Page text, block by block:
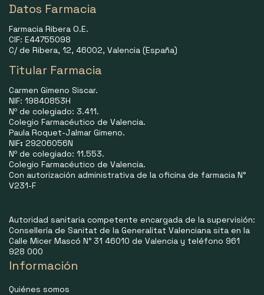
Datos Farmacia
Farmacia Ribera O.E.
CIF: E44755098
C/ de Ribera, 12, 46002, Valencia (España)
Titular Farmacia
Carmen Gimeno Siscar.
NIF: 19840853H
Nº de colegiado: 3.411.
Colegio Farmacéutico de Valencia.
Paula Roquet-Jalmar Gimeno.
NIF: 29206056N
Nº de colegiado: 11.553.
Colegio Farmacéutico de Valencia.
Con autorización administrativa de la oficina de farmacia N°
V231-F
Autoridad sanitaria competente encargada de la supervisión:
Consellería de Sanitat de la Generalitat Valenciana sita en la
Calle Micer Mascó N° 31 46010 de Valencia y teléfono 961
928 000
Información
Quiénes somos